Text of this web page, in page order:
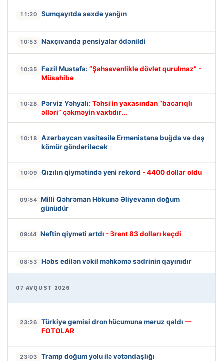
11:20 Sumqayıtda sexdə yanğın
10:53 Naxçıvanda pensiyalar ödənildi
10:35 Fazil Mustafa: “Şahsevənliklə dövlət qurulmaz” -
Müsahibə
10:28 Pərviz Yəhyalı: Təhsilin yaxasından “bacarıqlı
əlləri” çəkməyin vaxtıdır...
10:18
Azərbaycan vasitəsilə Ermənistana buğda və daş
kömür göndəriləcək
10:09 Qızılın qiymətində yeni rekord - 4400 dollar oldu
09:54 Milli Qəhrəman Hökumə Əliyevanın doğum
günüdür
09:44 Neftin qiyməti artdı - Brent 83 dolları keçdi
08:53 Həbs edilən vəkil məhkəmə sədrinin qayınıdır
07 AVQUST 2026
23:26 Türkiyə gəmisi dron hücumuna məruz qaldı —
FOTOLAR
23:03
Tramp doğum yolu ilə vətəndaşlığı